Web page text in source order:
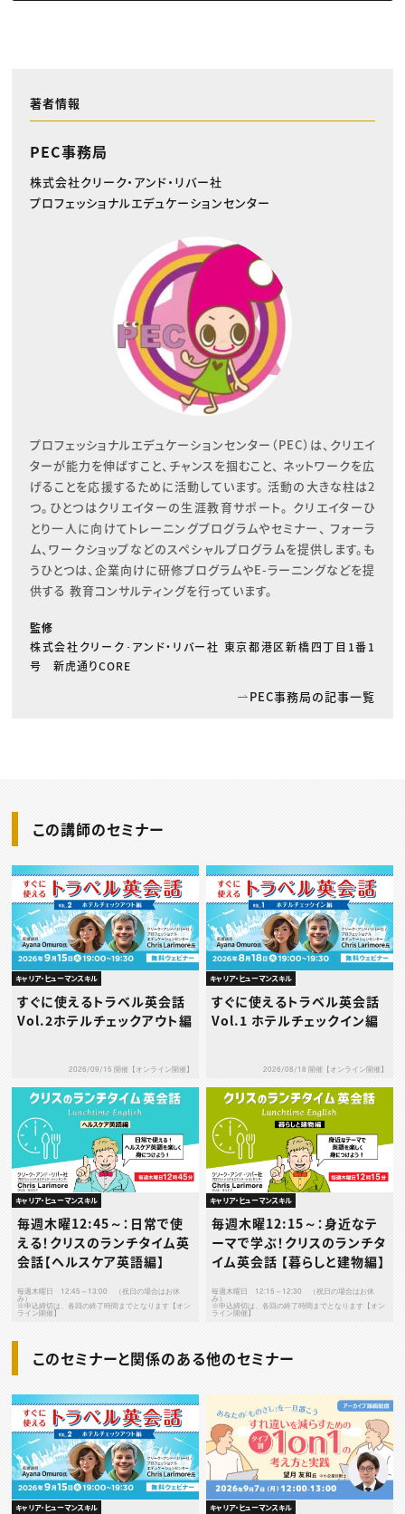
著者情報
PEC事務局
株式会社クリーク・アンド・リバー社
プロフェッショナルエデュケーションセンター
プロフェッショナルエデュケーションセンター（PEC）は、クリエイ
ターが能力を伸ばすこと、チャンスを掴むこと、 ネットワークを広
げることを応援するために活動しています。 活動の大きな柱は2
つ。ひとつはクリエイターの生涯教育サポート。 クリエイターひ
とり一人に向けてトレーニングプログラムやセミナー、 フォーラ
ム、ワークショップなどのスペシャルプログラムを提供します。も
うひとつは、企業向けに研修プログラムやE-ラーニングなどを提
供する 教育コンサルティングを行っています。
監修
株式会社クリーク･アンド・リバー社 東京都港区新橋四丁目1番1
号 新虎通りCORE
PEC事務局の記事一覧
この講師のセミナー
キャリア・ヒューマンスキル
すぐに使えるトラベル英会話
Vol.2ホテルチェックアウト編
2026/09/15 開催【オンライン開催】
キャリア・ヒューマンスキル
すぐに使えるトラベル英会話
Vol.1 ホテルチェックイン編
2026/08/18 開催【オンライン開催】
キャリア・ヒューマンスキル
毎週木曜12:45～：日常で使
える！クリスのランチタイム英
会話【ヘルスケア英語編】
毎週木曜日 12:45～13:00 （祝日の場合はお休
み）
※申込締切は、各回の終了時間までとなります【オン
ライン開催】
キャリア・ヒューマンスキル
毎週木曜12:15～：身近なテ
ーマで学ぶ！クリスのランチタ
イム英会話 【暮らしと建物編】
毎週木曜日 12:15～12:30 （祝日の場合はお休
み）
※申込締切は、各回の終了時間までとなります【オン
ライン開催】
このセミナーと関係のある他のセミナー
キャリア・ヒューマンスキル キャリア・ヒューマンスキル